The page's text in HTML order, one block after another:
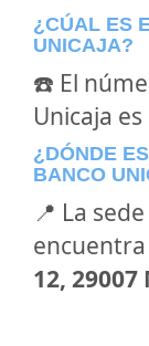
¿CÚAL ES
UNICAJA?
☎️ El
Unicaja es
¿DÓNDE
BANCO
📍 La
12, 29007